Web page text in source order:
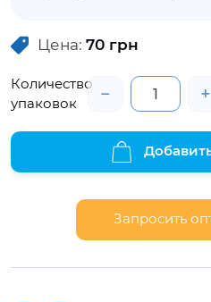
(приправ). Это
целостность, не
также позволит
свежесть и свойства.
имеет несъемную
закрывается при
Цена: 70 грн
Количество
упаковок
− +
Запросить